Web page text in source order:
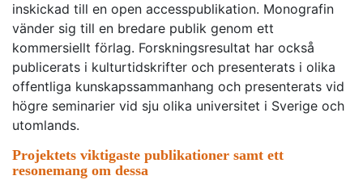
inskickad till en open accesspublikation. Monografin
vänder sig till en bredare publik genom ett
kommersiellt förlag. Forskningsresultat har också
publicerats i kulturtidskrifter och presenterats i olika
offentliga kunskapssammanhang och presenterats vid
högre seminarier vid sju olika universitet i Sverige och
utomlands.
Projektets viktigaste publikationer samt ett
resonemang om dessa